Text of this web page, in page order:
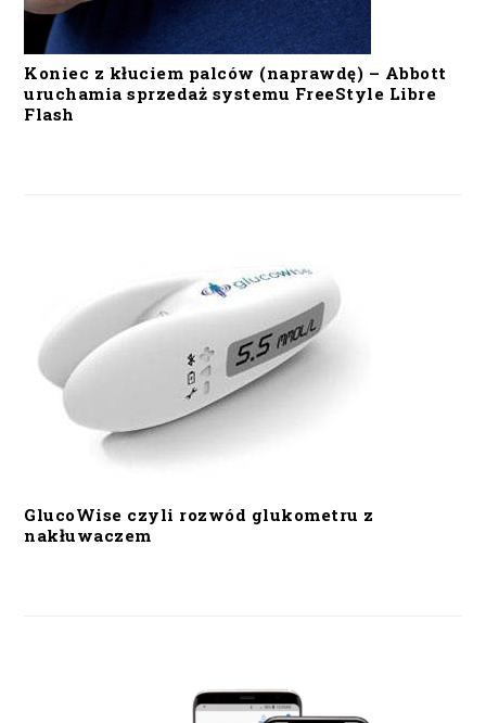
Koniec z kłuciem palców (naprawdę) – Abbott
uruchamia sprzedaż systemu FreeStyle Libre
Flash
GlucoWise czyli rozwód glukometru z
nakłuwaczem